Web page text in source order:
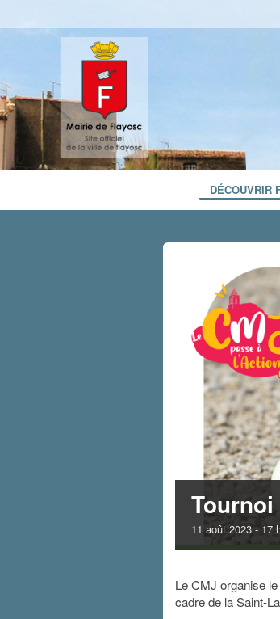
DÉCOUVRIR
Tournoi
11 août 2023 - 17
Le CMJ organise
cadre de la Saint-